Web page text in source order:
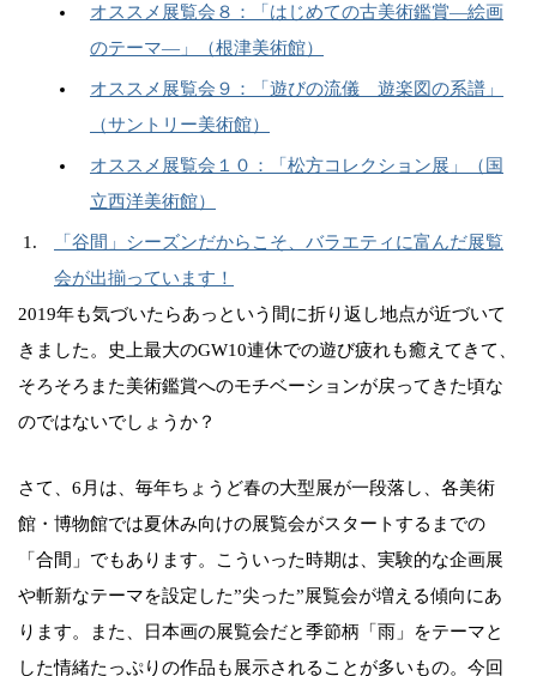
オススメ展覧会８：「はじめての古美術鑑賞―絵画
のテーマ―」（根津美術館）
オススメ展覧会９：「遊びの流儀 遊楽図の系譜」
（サントリー美術館）
オススメ展覧会１０：「松方コレクション展」（国
立西洋美術館）
「谷間」シーズンだからこそ、バラエティに富んだ展覧
会が出揃っています！
2019年も気づいたらあっという間に折り返し地点が近づいて
きました。史上最大のGW10連休での遊び疲れも癒えてきて、
そろそろまた美術鑑賞へのモチベーションが戻ってきた頃な
のではないでしょうか？
さて、6月は、毎年ちょうど春の大型展が一段落し、各美術
館・博物館では夏休み向けの展覧会がスタートするまでの
「合間」でもあります。こういった時期は、実験的な企画展
や斬新なテーマを設定した”尖った”展覧会が増える傾向にあ
ります。また、日本画の展覧会だと季節柄「雨」をテーマと
した情緒たっぷりの作品も展示されることが多いもの。今回